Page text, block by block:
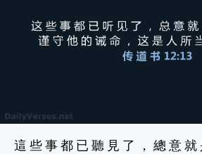
這 些 事 都 已 聽 見 了 ， 總 意 就